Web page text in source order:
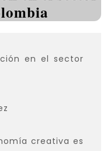
en el sector
creativa es